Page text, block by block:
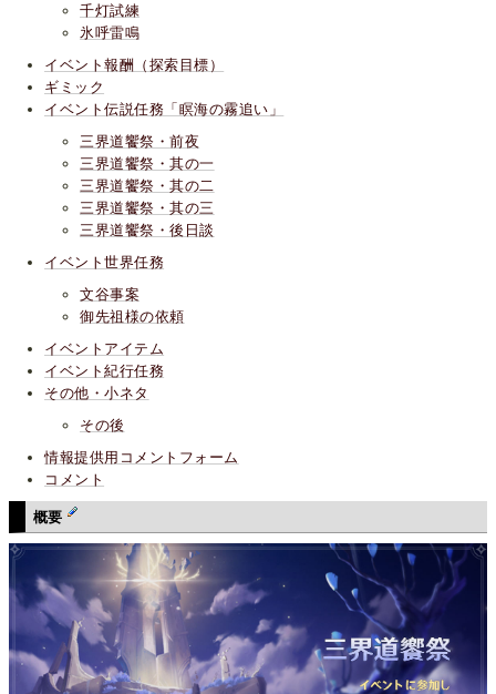
千灯試練
氷呼雷鳴
イベント報酬（探索目標）
ギミック
イベント伝説任務「瞑海の霧追い」
三界道饗祭・前夜
三界道饗祭・其の一
三界道饗祭・其の二
三界道饗祭・其の三
三界道饗祭・後日談
イベント世界任務
文谷事案
御先祖様の依頼
イベントアイテム
イベント紀行任務
その他・小ネタ
その後
情報提供用コメントフォーム
コメント
概要